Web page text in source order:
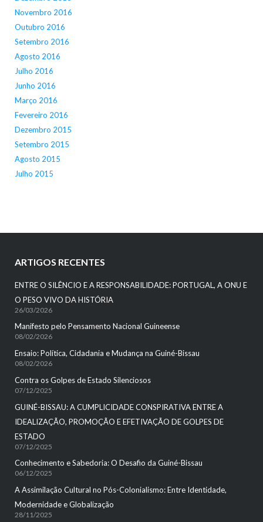
Novembro 2016
Outubro 2016
Setembro 2016
Agosto 2016
Julho 2016
Junho 2016
Março 2016
Fevereiro 2016
Dezembro 2015
Setembro 2015
Agosto 2015
Julho 2015
ARTIGOS RECENTES
ENTRE O SILÊNCIO E A RESPONSABILIDADE: PORTUGAL, A ONU E
O PESO VIVO DA HISTÓRIA
26/03/2026
Manifesto pelo Pensamento Nacional Guineense
08/02/2026
Ensaio: Política, Cidadania e Mudança na Guiné-Bissau
08/02/2026
Contra os Golpes de Estado Silenciosos
07/12/2025
GUINÉ-BISSAU: A CUMPLICIDADE CONSPIRATIVA ENTRE A
IDEALIZAÇÃO, PROMOÇÃO E EFETIVAÇÃO DE GOLPES DE
ESTADO
07/12/2025
Conhecimento e Sabedoria: O Desafio da Guiné-Bissau
06/12/2025
A Assimilação Cultural no Pós-Colonialismo: Entre Identidade,
Modernidade e Globalização
28/11/2025